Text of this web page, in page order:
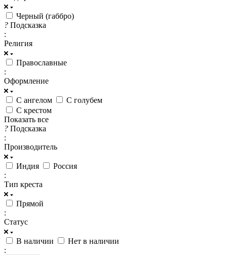
Черный (габбро)
? Подсказка
:
Религия
Православные
:
Оформление
С ангелом
С голубем
С крестом
Показать все
? Подсказка
:
Производитель
Индия
Россия
:
Тип креста
Прямой
:
Статус
В наличии
Нет в наличии
: